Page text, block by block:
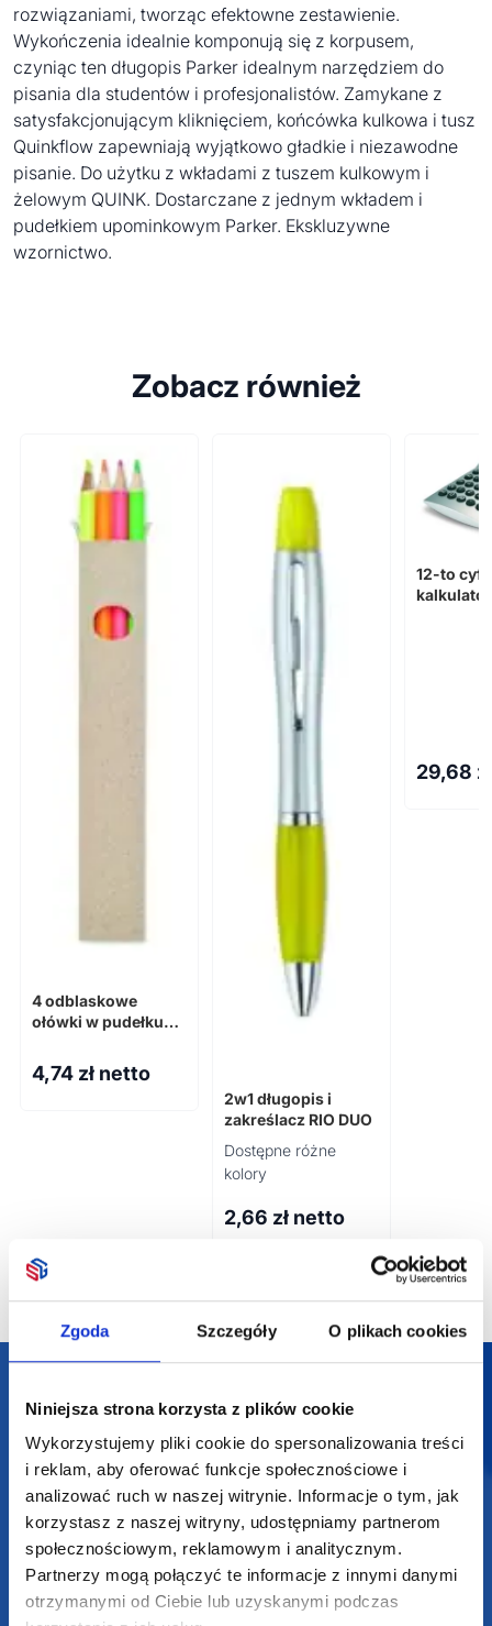
Zgoda Szczegóły O plikach cookies
Niniejsza strona korzysta z plików cookie
Wykorzystujemy pliki cookie do spersonalizowania treści
i reklam, aby oferować funkcje społecznościowe i
analizować ruch w naszej witrynie. Informacje o tym, jak
korzystasz z naszej witryny, udostępniamy partnerom
społecznościowym, reklamowym i analitycznym.
Partnerzy mogą połączyć te informacje z innymi danymi
otrzymanymi od Ciebie lub uzyskanymi podczas
rozwiązaniami, tworząc efektowne zestawienie.
Wykończenia idealnie komponują się z korpusem,
czyniąc ten długopis Parker idealnym narzędziem do
pisania dla studentów i profesjonalistów. Zamykane z
satysfakcjonującym kliknięciem, końcówka kulkowa i tusz
Quinkflow zapewniają wyjątkowo gładkie i niezawodne
pisanie. Do użytku z wkładami z tuszem kulkowym i
żelowym QUINK. Dostarczane z jednym wkładem i
pudełkiem upominkowym Parker. Ekskluzywne
wzornictwo.
Zobacz również
4 odblaskowe
ołówki w pudełku
4,74 zł netto
2w1 długopis i
zakreślacz RIO DUO
Dostępne różne
kolory
2,66 zł netto
12-to
kalkulator
29,68
Profesjonalne doradztwo
Szeroka oferta produktów